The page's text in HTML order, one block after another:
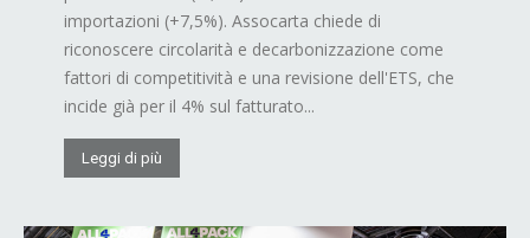
importazioni (+7,5%). Assocarta chiede di
riconoscere circolarità e decarbonizzazione come
fattori di competitività e una revisione dell'ETS, che
incide già per il 4% sul fatturato...
Leggi di più